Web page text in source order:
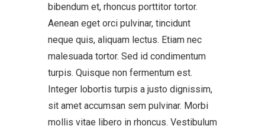
bibendum et, rhoncus porttitor tortor.
Aenean eget orci pulvinar, tincidunt
neque quis, aliquam lectus. Etiam nec
malesuada tortor. Sed id condimentum
turpis. Quisque non fermentum est.
Integer lobortis turpis a justo dignissim,
sit amet accumsan sem pulvinar. Morbi
mollis vitae libero in rhoncus. Vestibulum